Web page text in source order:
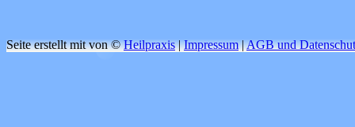
Seite erstellt mitvon ©Heilpraxis|Impressum|AGB und